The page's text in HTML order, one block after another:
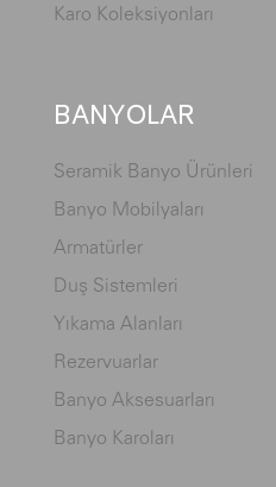
Karo Koleksiyonları
BANYOLAR
Seramik Banyo Ürünleri
Banyo Mobilyaları
Armatürler
Duş Sistemleri
Yıkama Alanları
Rezervuarlar
Banyo Aksesuarları
Banyo Karoları